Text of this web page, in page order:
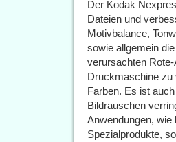
Der Kodak
Dateien und
Motivbalance,
sowie allgemein
verursachten Rote-
Druckmaschine zu
Farben. Es ist
Bildrauschen
Anwendungen, wie
Spezialprodukte,